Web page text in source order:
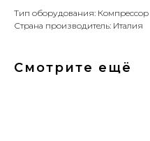
Тип оборудования: Компрессор
Страна производитель: Италия
Смотрите ещё